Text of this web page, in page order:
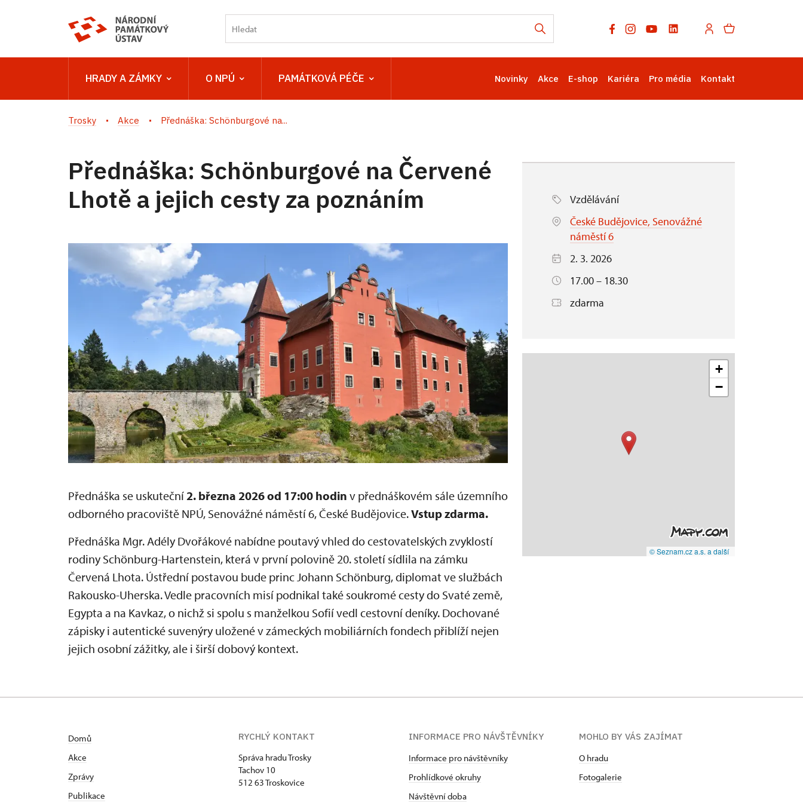
HRADY A ZÁMKY O NPÚ PAMÁTKOVÁ PÉČE Novinky Akce E-shop Kariéra Pro média Kontakt
Trosky Akce Přednáška: Schönburgové na...
Přednáška: Schönburgové na Červené
Lhotě a jejich cesty za poznáním
Přednáška se uskuteční2. března 2026 od 17:00 hodin v přednáškovém sále územního
odborného pracoviště NPÚ, Senovážné náměstí 6, České Budějovice.Vstup zdarma.
Přednáška Mgr. Adély Dvořákové nabídne poutavý vhled do cestovatelských zvyklostí
rodiny Schönburg-Hartenstein, která v první polovině 20. století sídlila na zámku
Červená Lhota. Ústřední postavou bude princ Johann Schönburg, diplomat ve službách
Rakousko-Uherska. Vedle pracovních misí podnikal také soukromé cesty do Svaté země,
Egypta a na Kavkaz, o nichž si spolu s manželkou Sofií vedl cestovní deníky. Dochované
zápisky i autentické suvenýry uložené v zámeckých mobiliárních fondech přiblíží nejen
jejich osobní zážitky, ale i širší dobový kontext.
Vzdělávání
České Budějovice, Senovážné
náměstí 6
2. 3. 2026
17.00 – 18.30
zdarma
+
−
© Seznam.cz a.s. a další
Domů
Akce
Zprávy
Publikace
RYCHLÝ KONTAKT
Správa hradu Trosky
Tachov 10
512 63 Troskovice
INFORMACE PRO NÁVŠTĚVNÍKY
Informace pro návštěvníky
Prohlídkové okruhy
Návštěvní doba
MOHLO BY VÁS ZAJÍMAT
O hradu
Fotogalerie